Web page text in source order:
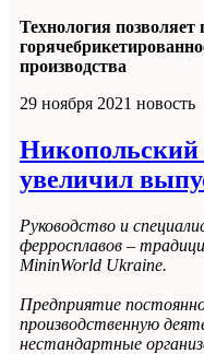
Технология
производства
29 ноября 2021 новость
Никопольский
увеличил
Руководство и
ферросплавов –
MininWorld Ukraine.
Предприятие
производственную
нестандартные